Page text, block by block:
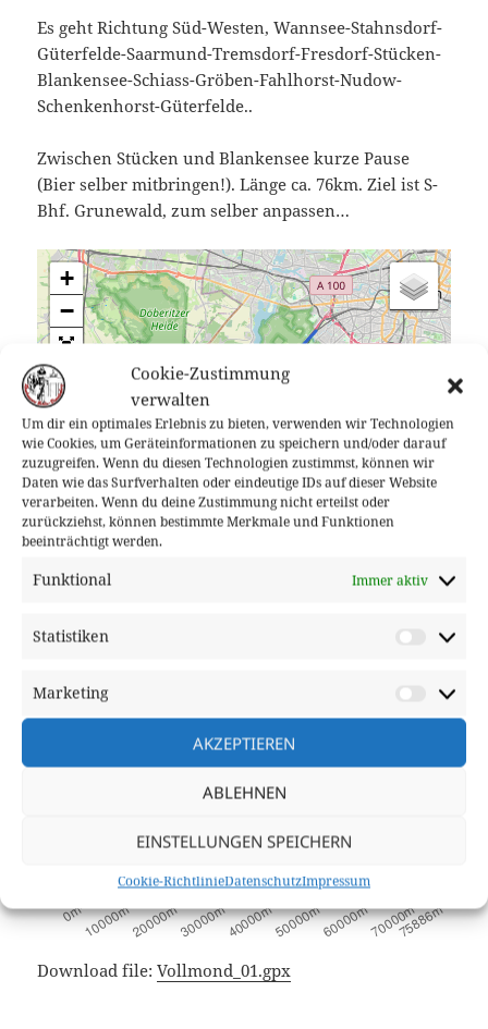
Cookie-Zustimmung
verwalten
Um dir ein optimales Erlebnis zu bieten, verwenden wir Technologien
wie Cookies, um Geräteinformationen zu speichern und/oder darauf
zuzugreifen. Wenn du diesen Technologien zustimmst, können wir
Daten wie das Surfverhalten oder eindeutige IDs auf dieser Website
verarbeiten. Wenn du deine Zustimmung nicht erteilst oder
zurückziehst, können bestimmte Merkmale und Funktionen
beeinträchtigt werden.
Funktional Immer aktiv
Statistiken
Marketing
AKZEPTIEREN
ABLEHNEN
EINSTELLUNGEN SPEICHERN
Cookie-RichtlinieDatenschutzImpressum
Es geht Richtung Süd-Westen, Wannsee-Stahnsdorf-
Güterfelde-Saarmund-Tremsdorf-Fresdorf-Stücken-
Blankensee-Schiass-Gröben-Fahlhorst-Nudow-
Schenkenhorst-Güterfelde..
Zwischen Stücken und Blankensee kurze Pause
(Bier selber mitbringen!). Länge ca. 76km. Ziel ist S-
Bhf. Grunewald, zum selber anpassen…
+
−
Download file:Vollmond_01.gpx